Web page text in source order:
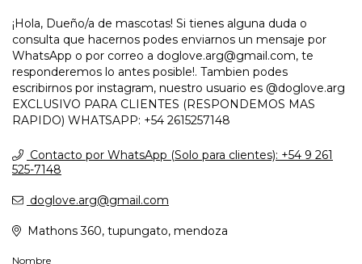
¡Hola, Dueño/a de mascotas! Si tienes alguna duda o
consulta que hacernos podes enviarnos un mensaje por
WhatsApp o por correo a doglove.arg@gmail.com, te
responderemos lo antes posible!. Tambien podes
escribirnos por instagram, nuestro usuario es @doglove.arg
EXCLUSIVO PARA CLIENTES (RESPONDEMOS MAS
RAPIDO) WHATSAPP: +54 2615257148
Contacto por WhatsApp (Solo para clientes): +54 9 261
525-7148
doglove.arg@gmail.com
Mathons 360, tupungato, mendoza
Nombre